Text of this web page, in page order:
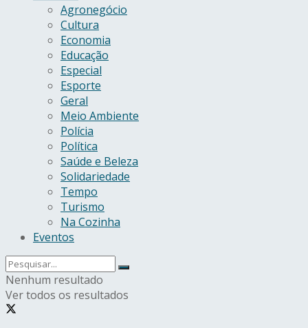
Agronegócio
Cultura
Economia
Educação
Especial
Esporte
Geral
Meio Ambiente
Polícia
Política
Saúde e Beleza
Solidariedade
Tempo
Turismo
Na Cozinha
Eventos
Nenhum resultado
Ver todos os resultados